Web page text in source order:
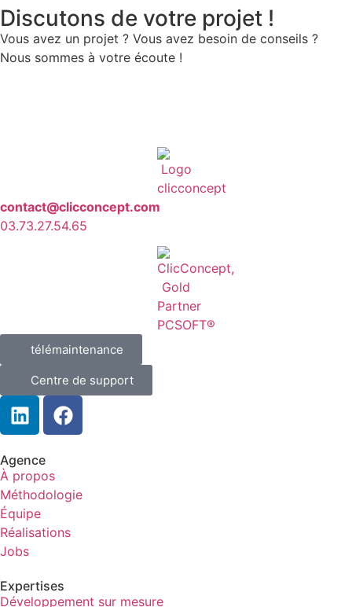
Discutons de votre projet !
Vous avez un projet ? Vous avez besoin de conseils ?
Nous sommes à votre écoute !
contact@clicconcept.com
03.73.27.54.65
télémaintenance
Centre de support
Agence
À propos
Méthodologie
Équipe
Réalisations
Jobs
Expertises
Développement sur mesure